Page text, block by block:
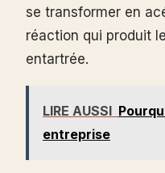
se transformer en
réaction qui produit
entartrée.
LIRE AUSSI
entreprise